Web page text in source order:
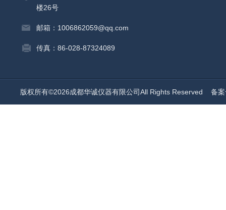
楼26号
邮箱：1006862059@qq.com
传真：86-028-87324089
版权所有©2026成都华诚仪器有限公司All Rights Reserved 备